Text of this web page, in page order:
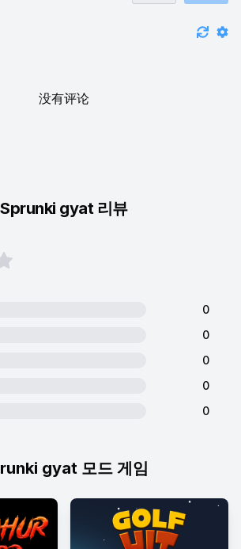
没有评论
gyat 모드 게임
Sprunki gyat 리뷰
0
0
0
0
0